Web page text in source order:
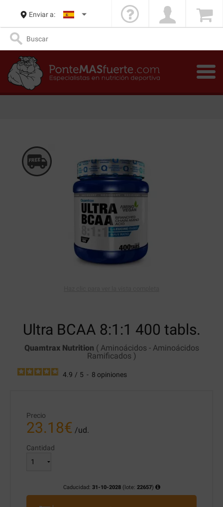
Enviar a:
Ultra BCAA 8:1:1 400 tabls.
Quamtrax Nutrition ( Aminoácidos - Aminoácidos
Ramificados )
4.9 / 5 - 8 opiniones
Precio
23.18€ /ud.
Cantidad
Caducidad: 31-10-2028(lote: 22657)